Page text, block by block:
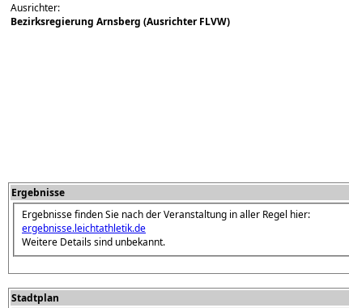
Ausrichter:
Bezirksregierung Arnsberg (Ausrichter FLVW)
Ergebnisse
Ergebnisse finden Sie nach der Veranstaltung in aller Regel hier:
ergebnisse.leichtathletik.de
Weitere Details sind unbekannt.
Stadtplan